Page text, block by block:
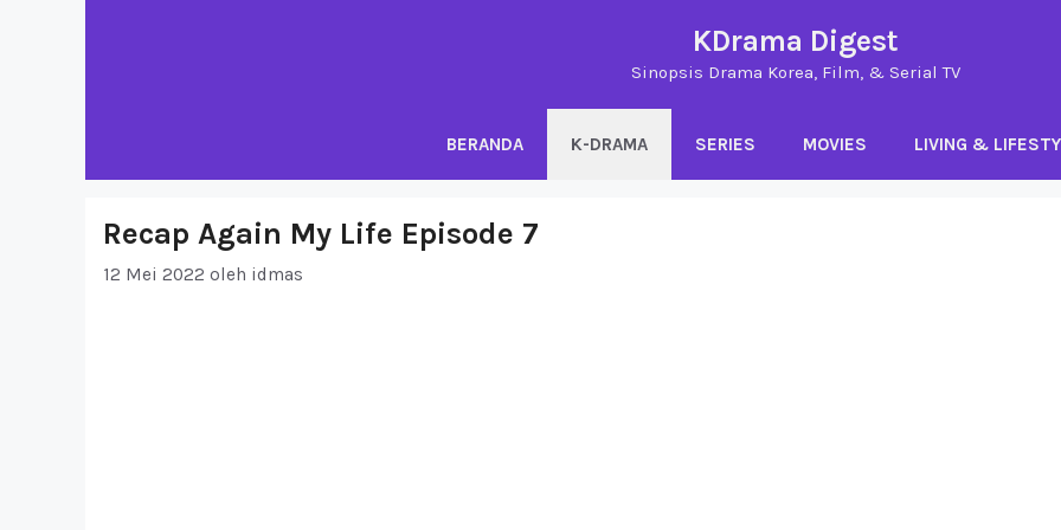
KDrama Digest
Sinopsis Drama Korea, Film, & Serial TV
BERANDA K-DRAMA SERIES MOVIES LIVING &
Recap Again My Life Episode 7
12 Mei 2022 oleh idmas